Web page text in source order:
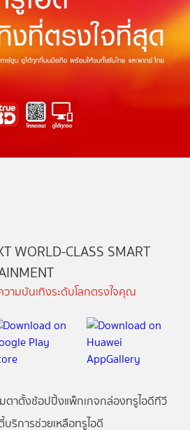
WORLD-CLASS SMART
ามบันเทิงระดับโลกตรงใจคุณ
ตาตั้งช้อปปิ้งแพ็กเกจกล่องทรูไอดีทีวี
บริการช่วยเหลือทรูไอดี